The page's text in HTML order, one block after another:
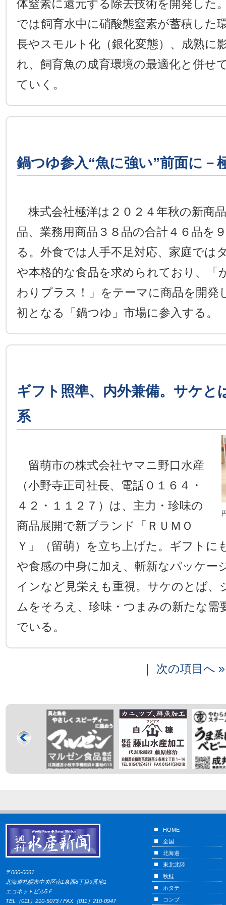
体窒素に還元する除去技術を開発した
では飼育水中に硝酸態窒素が蓄積した
長やスモルト化（銀化変態）、成熟に
れ、飼育魚の成育環境の最適化と併せ
ていく。
鍋つゆ参入“魚に強い”前面に－
株式会社極洋は２０２４年秋の新商
品、業務用商品３８品の合計４６品を
る。外食では人手不足対応、家庭では
や本格的な食品を求められており、「
わりプラス！」をテーマに商品を開発
初となる「鍋つゆ」市場に参入する。
ギフト照準、内外兼備。サケと
系
留萌市の株式会社ヤマニ野口水産
（小野寺正司社長、電話０１６４・
４２・１１２７）は、主力・珍味の
商品展開で新ブランド「ＲＵＭＯ
Ｙ」（留萌）を立ち上げた。ギフトに
や食感の中身に加え、斬新なパッケー
インなど見栄えも重視。サケのとば、
ムをそろえ、珍味・つまみの新たな需
でいる。
｜ 次の項目へ »
〒060-0061
北海道札幌市中央区南1条西8丁目9番地1
エコネットビル5Ｆ
TEL（011）210-5073 / FAX（011）210-0947
HOME
全国
北海道
東北北陸
秋鮭
ホタテ
コンブ